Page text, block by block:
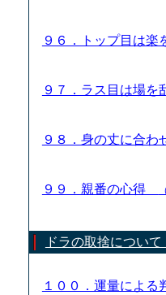
９６．トップ目は
９７．ラス目は場
９８．身の丈に合
９９．親番の心得
ドラの取捨について
１００．運量によ